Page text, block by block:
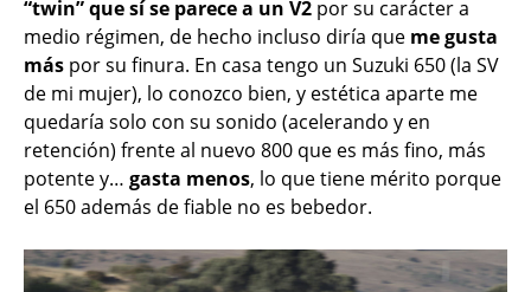
“twin” que sí se parece a un V2 por su carácter a
medio régimen, de hecho incluso diría que me gusta
más por su finura. En casa tengo un Suzuki 650 (la SV
de mi mujer), lo conozco bien, y estética aparte me
quedaría solo con su sonido (acelerando y en
retención) frente al nuevo 800 que es más fino, más
potente y… gasta menos, lo que tiene mérito porque
el 650 además de fiable no es bebedor.